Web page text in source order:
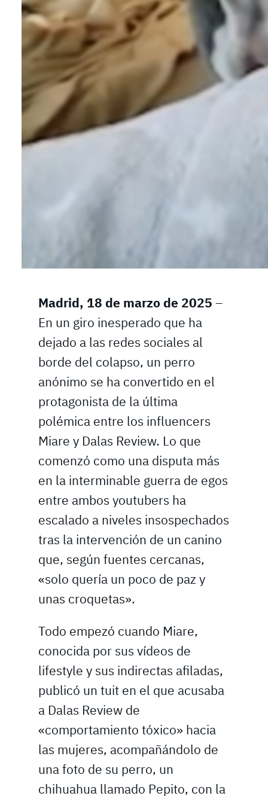
Madrid, 18 de marzo de 2025 –
En un giro inesperado que ha
dejado a las redes sociales al
borde del colapso, un perro
anónimo se ha convertido en el
protagonista de la última
polémica entre los influencers
Miare y Dalas Review. Lo que
comenzó como una disputa más
en la interminable guerra de egos
entre ambos youtubers ha
escalado a niveles insospechados
tras la intervención de un canino
que, según fuentes cercanas,
«solo quería un poco de paz y
unas croquetas».
Todo empezó cuando Miare,
conocida por sus vídeos de
lifestyle y sus indirectas afiladas,
publicó un tuit en el que acusaba
a Dalas Review de
«comportamiento tóxico» hacia
las mujeres, acompañándolo de
una foto de su perro, un
chihuahua llamado Pepito, con la